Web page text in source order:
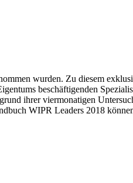
wurden. Zu diesem
beschäftigenden
ihrer viermonatigen
WIPR Leaders 2018